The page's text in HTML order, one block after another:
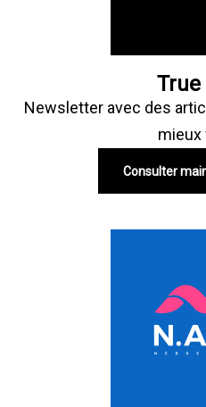
Newsletter avec des
mieux
Consulter